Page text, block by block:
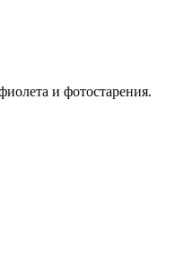
и фотостарения.